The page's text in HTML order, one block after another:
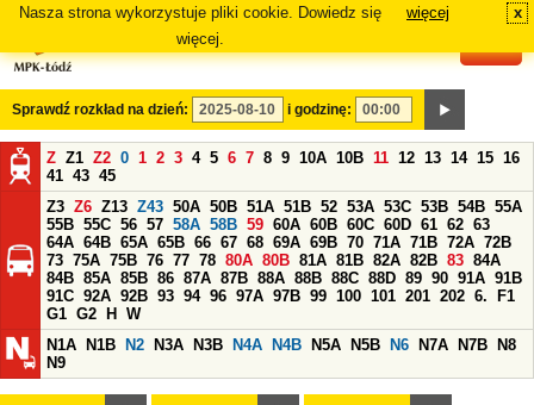
Nasza strona wykorzystuje pliki cookie. Dowiedz się
więcej.
więcej x
Sprawdź rozkład na dzień: i godzinę:
Z Z1 Z2 0 1 2 3 4 5 6 7 8 9 10A 10B 11 12 13 14 15 16
41 43 45
Z3 Z6 Z13 Z43 50A 50B 51A 51B 52 53A 53C 53B 54B 55A
55B 55C 56 57 58A 58B 59 60A 60B 60C 60D 61 62 63
64A 64B 65A 65B 66 67 68 69A 69B 70 71A 71B 72A 72B
73 75A 75B 76 77 78 80A 80B 81A 81B 82A 82B 83 84A
84B 85A 85B 86 87A 87B 88A 88B 88C 88D 89 90 91A 91B
91C 92A 92B 93 94 96 97A 97B 99 100 101 201 202 6.
F1
G1 G2 H
W
N1A
N1B N2 N3A N3B N4A N4B N5A N5B N6 N7A N7B
N8
N9